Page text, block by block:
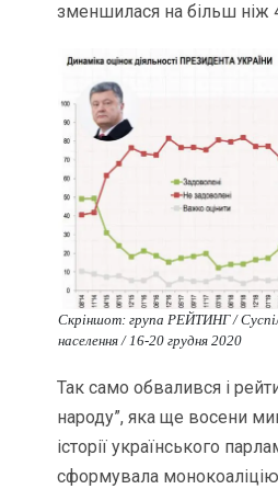
зменшилася на більш ніж
Скріншот: група РЕЙТИНГ /
населення / 16-20 грудня 2020
Так само обвалився і
народу”, яка ще восени
історії українського
сформувала